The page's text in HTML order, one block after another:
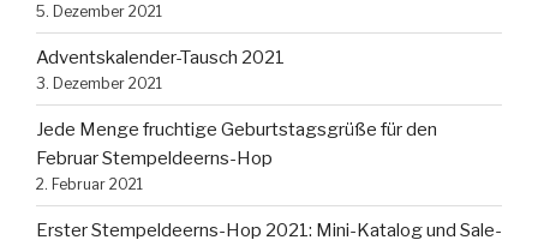
5. Dezember 2021
Adventskalender-Tausch 2021
3. Dezember 2021
Jede Menge fruchtige Geburtstagsgrüße für den
Februar Stempeldeerns-Hop
2. Februar 2021
Erster Stempeldeerns-Hop 2021: Mini-Katalog und Sale-